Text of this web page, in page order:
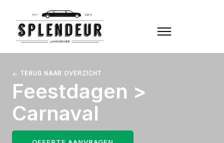
TERUG NAAR OVERZICHT
Feestdagen >
Carnaval